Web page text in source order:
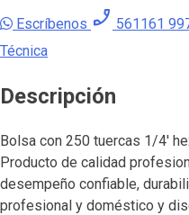
Escríbenos phone_enabled 561161
Técnica
Descripción
Bolsa con 250 tuercas 1/4′
Producto de calidad
desempeño confiable,
profesional y doméstico y